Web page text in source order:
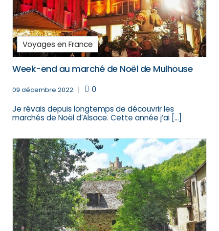
Voyages en France
Week-end au marché de Noël de Mulhouse
09 décembre 2022
0
Je rêvais depuis longtemps de découvrir les
marchés de Noël d’Alsace. Cette année j’ai […]